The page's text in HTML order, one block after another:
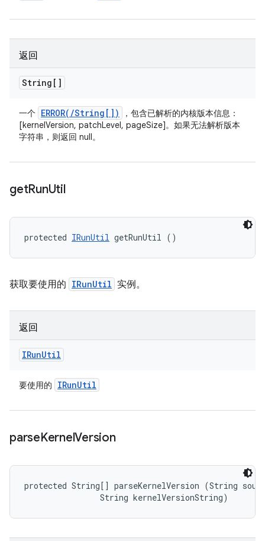
返回
String[]
一个 ERROR( /String[])
，包含已解析的内核版本信息：
[kernelVersion, patchLevel, pageSize]。如果无法解析版本
字符串，则返回 null。
getRunUtil
protected IRunUtil getRunUtil ()
获取要使用的 IRunUtil 实例。
返回
IRunUtil
要使用的 IRunUtil
parseKernelVersion
protected String[] parseKernelVersion (String
                String kernelVersionString)